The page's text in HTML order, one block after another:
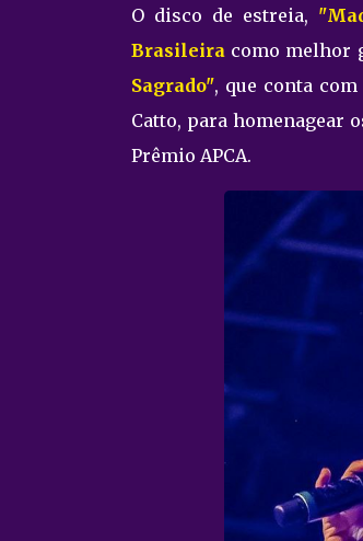
O disco de estreia,
Brasileira como melhor
Sagrado", que conta
Catto, para homenagear
Prêmio APCA.